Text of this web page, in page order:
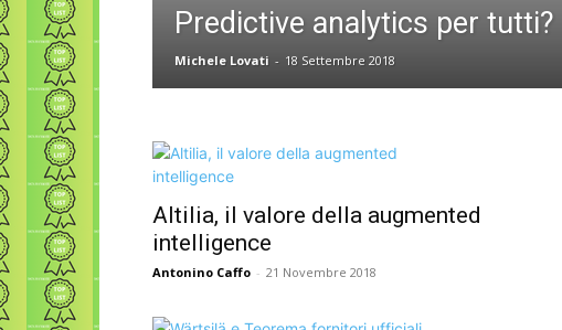
Predictive analytics per tutti?
Michele Lovati - 18 Settembre 2018
Altilia, il valore della augmented
intelligence
Antonino Caffo - 21 Novembre 2018